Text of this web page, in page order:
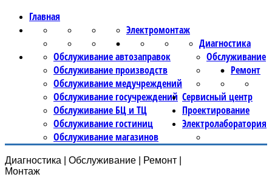
Главная
Электромонтаж
Диагностика
Обслуживание
Обслуживание автозаправок
Обслуживание производств
Обслуживание медучреждений
Обслуживание госучреждений
Обслуживание БЦ и ТЦ
Обслуживание гостиниц
Обслуживание магазинов
Ремонт
Сервисный центр
Проектирование
Электролаборатория
Диагностика | Обслуживание | Ремонт |
Монтаж